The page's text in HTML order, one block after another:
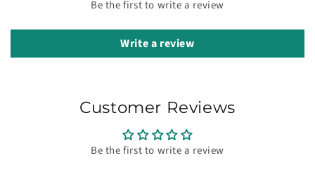
Be the first to write a review
Write a review
Customer Reviews
Be the first to write a review